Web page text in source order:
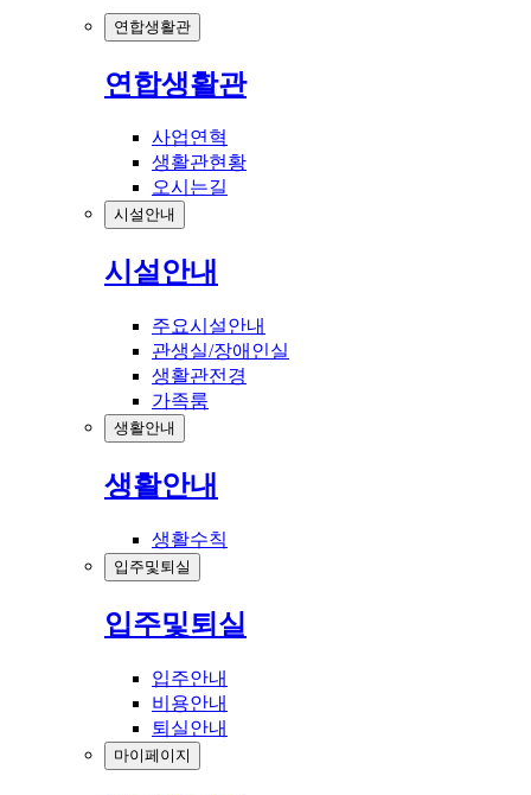
연합생활관
연합생활관
사업연혁
생활관현황
오시는길
시설안내
시설안내
주요시설안내
관생실/장애인실
생활관전경
가족룸
생활안내
생활안내
생활수칙
입주및퇴실
입주및퇴실
입주안내
비용안내
퇴실안내
마이페이지